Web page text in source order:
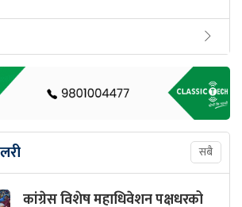
सबै
कांग्रेस विशेष महाधिवेशन पक्षधरको